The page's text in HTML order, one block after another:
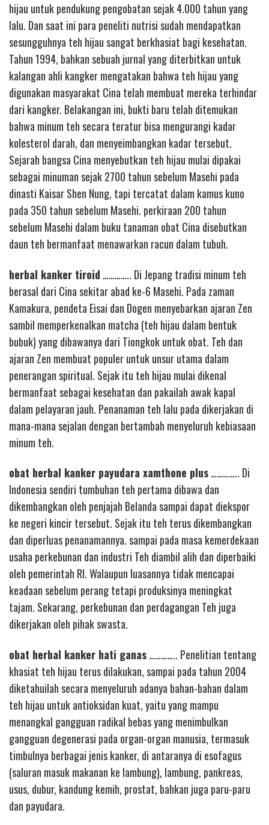
hijau untuk pendukung pengobatan sejak 4.000 tahun yang
lalu. Dan saat ini para peneliti nutrisi sudah mendapatkan
sesungguhnya teh hijau sangat berkhasiat bagi kesehatan.
Tahun 1994, bahkan sebuah jurnal yang diterbitkan untuk
kalangan ahli kangker mengatakan bahwa teh hijau yang
digunakan masyarakat Cina telah membuat mereka terhindar
dari kangker. Belakangan ini, bukti baru telah ditemukan
bahwa minum teh secara teratur bisa mengurangi kadar
kolesterol darah, dan menyeimbangkan kadar tersebut.
Sejarah bangsa Cina menyebutkan teh hijau mulai dipakai
sebagai minuman sejak 2700 tahun sebelum Masehi pada
dinasti Kaisar Shen Nung, tapi tercatat dalam kamus kuno
pada 350 tahun sebelum Masehi. perkiraan 200 tahun
sebelum Masehi dalam buku tanaman obat Cina disebutkan
daun teh bermanfaat menawarkan racun dalam tubuh.
herbal kanker tiroid ………….. Di Jepang tradisi minum teh
berasal dari Cina sekitar abad ke-6 Masehi. Pada zaman
Kamakura, pendeta Eisai dan Dogen menyebarkan ajaran Zen
sambil memperkenalkan matcha (teh hijau dalam bentuk
bubuk) yang dibawanya dari Tiongkok untuk obat. Teh dan
ajaran Zen membuat populer untuk unsur utama dalam
penerangan spiritual. Sejak itu teh hijau mulai dikenal
bermanfaat sebagai kesehatan dan pakailah awak kapal
dalam pelayaran jauh. Penanaman teh lalu pada dikerjakan di
mana-mana sejalan dengan bertambah menyeluruh kebiasaan
minum teh.
obat herbal kanker payudara xamthone plus………….. Di
Indonesia sendiri tumbuhan teh pertama dibawa dan
dikembangkan oleh penjajah Belanda sampai dapat diekspor
ke negeri kincir tersebut. Sejak itu teh terus dikembangkan
dan diperluas penanamannya. sampai pada masa kemerdekaan
usaha perkebunan dan industri Teh diambil alih dan diperbaiki
oleh pemerintah RI. Walaupun luasannya tidak mencapai
keadaan sebelum perang tetapi produksinya meningkat
tajam. Sekarang, perkebunan dan perdagangan Teh juga
dikerjakan oleh pihak swasta.
obat herbal kanker hati ganas………….. Penelitian tentang
khasiat teh hijau terus dilakukan, sampai pada tahun 2004
diketahuilah secara menyeluruh adanya bahan-bahan dalam
teh hijau untuk antioksidan kuat, yaitu yang mampu
menangkal gangguan radikal bebas yang menimbulkan
gangguan degenerasi pada organ-organ manusia, termasuk
timbulnya berbagai jenis kanker, di antaranya di esofagus
(saluran masuk makanan ke lambung), lambung, pankreas,
usus, dubur, kandung kemih, prostat, bahkan juga paru-paru
dan payudara.